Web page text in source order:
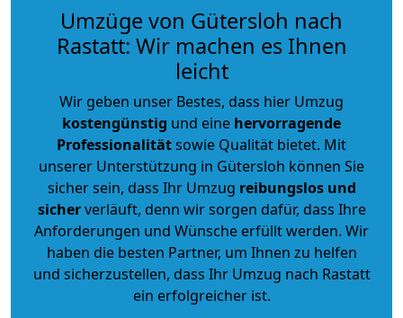
Umzüge von Gütersloh nach
Rastatt: Wir machen es Ihnen
leicht
Wir geben unser Bestes, dass hier Umzug
kostengünstig und eine hervorragende
Professionalitätsowie Qualität bietet. Mit
unserer Unterstützung in Gütersloh können Sie
sicher sein, dass Ihr Umzug reibungslos und
sicherverläuft, denn wir sorgen dafür, dass Ihre
Anforderungen und Wünsche erfüllt werden. Wir
haben die besten Partner, um Ihnen zu helfen
und sicherzustellen, dass Ihr Umzug nach Rastatt
ein erfolgreicher ist.